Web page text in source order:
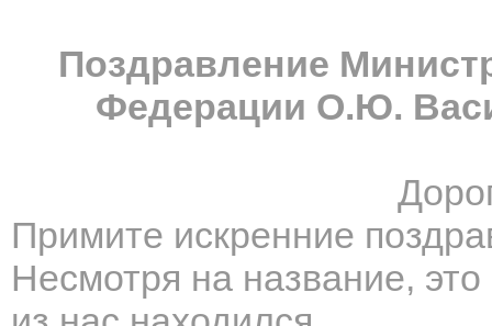
Поздравление
Федерации О.Ю.
Примите искренние
Несмотря на название,